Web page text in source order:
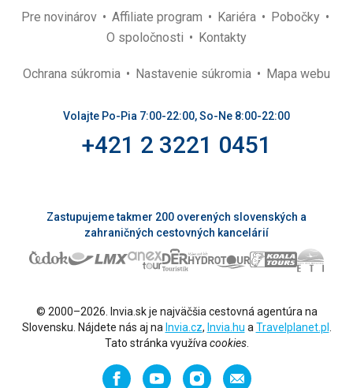
Pre novinárov Affiliate program Kariéra
Pobočky
O spoločnosti
Kontakty
Ochrana súkromia Nastavenie súkromia Mapa webu
Volajte Po-Pia 7:00-22:00, So-Ne 8:00-22:00
+421 2 3221 0451
Zastupujeme takmer 200 overených slovenských a
zahraničných cestovných kancelárií
© 2000–2026. Invia.sk je najväčšia cestovná agentúra na
Slovensku. Nájdete nás aj na Invia.cz, Invia.hu a Travelplanet.pl
Tato stránka využíva cookies.
FacebookYouTubeInstagramOdporučiť